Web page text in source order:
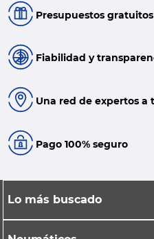
Presupuestos
Fiabilidad y
Una red de expertos a
Pago 100% seguro
Lo más buscado